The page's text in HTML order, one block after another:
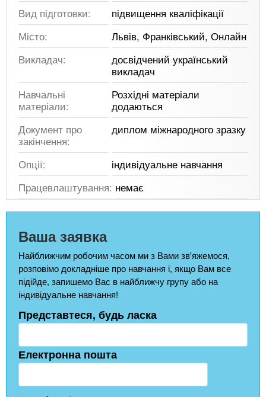
Вид підготовки:
підвищення кваліфікації
Місто:
Львів, Франківський, Онлайн
Викладач:
досвідчений український
викладач
Навчальні
матеріали:
Розхідні матеріали
додаються
Документ про
закінчення:
диплом міжнародного зразку
Опції:
індивідуальне навчання
Працевлаштування: немає
Ваша заявка
Найближчим робочим часом ми з Вами зв'яжемося,
розповімо докладніше про навчання і, якщо Вам все
підійде, запишемо Вас в найближчу групу або на
індивідуальне навчання!
Представтеся, будь ласка
Електронна пошта